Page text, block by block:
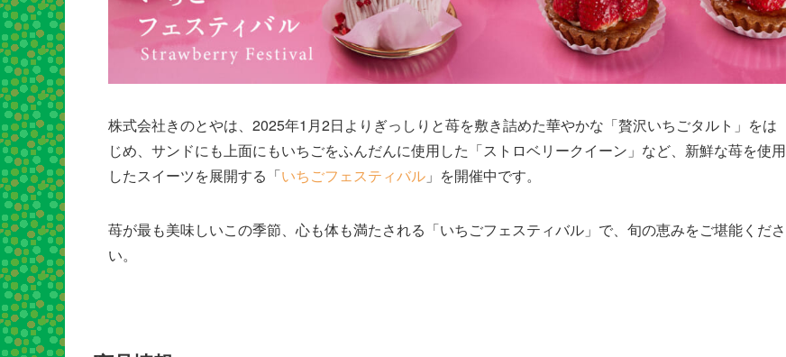
株式会社きのとやは、2025年1月2日よりぎっしりと苺を敷き詰めた華やかな「贅沢いちごタルト」をは
じめ、サンドにも上面にもいちごをふんだんに使用した「ストロベリークイーン」など、新鮮な苺を使用
したスイーツを展開する「いちごフェスティバル 」を開催中です。
苺が最も美味しいこの季節、心も体も満たされる「いちごフェスティバル」で、旬の恵みをご堪能くださ
い。